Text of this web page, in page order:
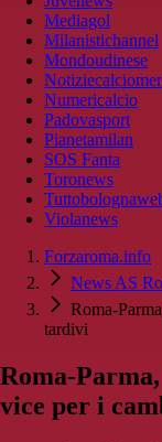
Mediagol
Milanistichannel
Mondoudinese
Numericalcio
Padovasport
Pianetamilan
SOS Fanta
Toronews
Violanews
Forzaroma.info
News AS
Roma-
tardivi
Roma-
vice per i